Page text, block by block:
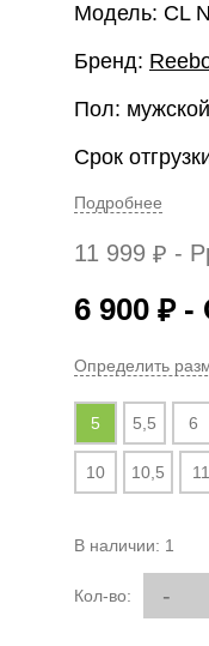
Модель: CL
Бренд:
Пол: мужской
Срок
Подробнее
11 999 ₽ -
6 900 ₽-
Определить
5 5,5 6
10 10,5 11
В наличии: 1
Кол-во: -